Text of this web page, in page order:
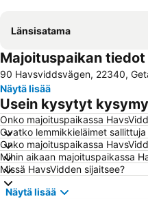
Länsisatama
Majoituspaikan tiedot
90 Havsviddsvägen, 22340,
Näytä lisää
Usein kysytyt
Onko majoituspaikassa
Ovatko lemmikkieläimet
Onko majoituspaikassa
Mihin aikaan majoituspaikassa
Missä HavsVidden sijaitsee?
Näytä lisää